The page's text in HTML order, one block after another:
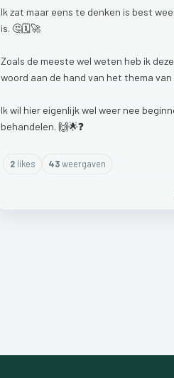
Ik zat maar eens te denken is best
is. 🤔🗓️🚀
Zoals de meeste wel weten heb ik deze
woord aan de hand van het thema van
Ik wil hier eigenlijk wel weer nee
behandelen. 🙌🌟❓
2likes 43weergaven